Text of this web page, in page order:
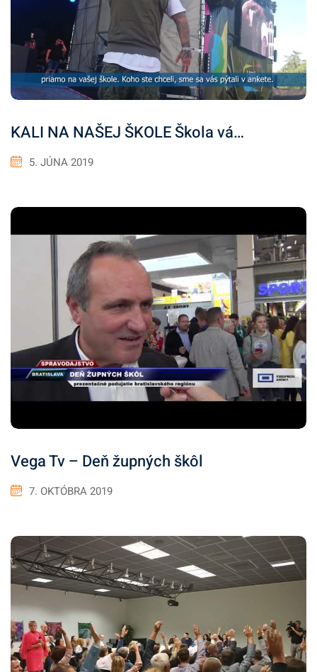
KALI NA NAŠEJ ŠKOLE Škola vá…
5. JÚNA 2019
Vega Tv – Deň župných škôl
7. OKTÓBRA 2019